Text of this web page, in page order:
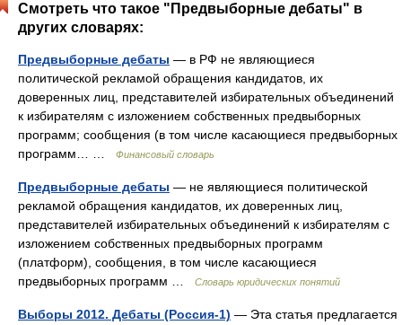
Смотреть что такое "Предвыборные дебаты" в
других словарях:
Предвыборные дебаты — в РФ не являющиеся
политической рекламой обращения кандидатов, их
доверенных лиц, представителей избирательных объединений
к избирателям с изложением собственных предвыборных
программ; сообщения (в том числе касающиеся предвыборных
программ… …
Финансовый словарь
Предвыборные дебаты — не являющиеся политической
рекламой обращения кандидатов, их доверенных лиц,
представителей избирательных объединений к избирателям с
изложением собственных предвыборных программ
(платформ), сообщения, в том числе касающиеся
предвыборных программ …
Словарь юридических понятий
Выборы 2012. Дебаты (Россия-1) — Эта статья предлагается